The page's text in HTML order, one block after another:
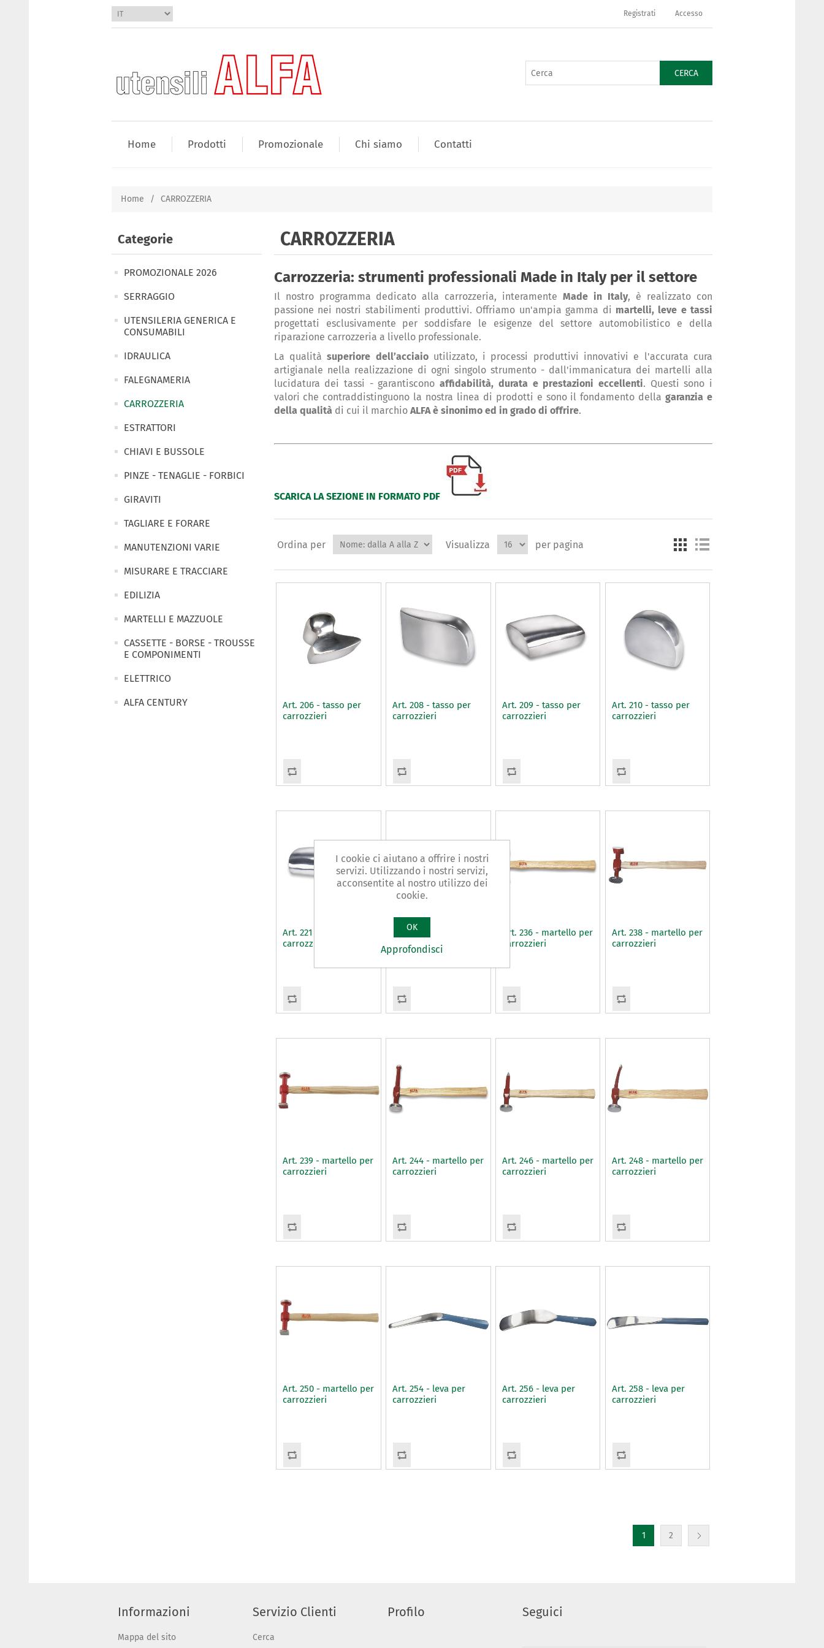
Registrati Accesso
CERCA
Home Prodotti Promozionale Chi siamo Contatti
Home / CARROZZERIA
Categorie
PROMOZIONALE 2026
SERRAGGIO
UTENSILERIA GENERICA E
CONSUMABILI
IDRAULICA
FALEGNAMERIA
CARROZZERIA
ESTRATTORI
CHIAVI E BUSSOLE
PINZE - TENAGLIE - FORBICI
GIRAVITI
TAGLIARE E FORARE
MANUTENZIONI VARIE
MISURARE E TRACCIARE
EDILIZIA
MARTELLI E MAZZUOLE
CASSETTE - BORSE - TROUSSE
E COMPONIMENTI
ELETTRICO
ALFA CENTURY
CARROZZERIA
Carrozzeria: strumenti professionali Made in Italy per il settore
Il nostro programma dedicato alla carrozzeria, interamenteMade in Italy, è realizzato con
passione nei nostri stabilimenti produttivi. Offriamo un'ampia gamma di martelli, leve e tassi
progettati esclusivamente per soddisfare le esigenze del settore automobilistico e della
riparazione carrozzeria a livello professionale.
La qualitàsuperiore dell’acciaioutilizzato, i processi produttivi innovativi e l'accurata cura
artigianale nella realizzazione di ogni singolo strumento - dall'immanicatura dei martelli alla
lucidatura dei tassi - garantisconoaffidabilità, durata e prestazioni eccellenti. Questi sono i
valori che contraddistinguono la nostra linea di prodotti e sono il fondamento dellagaranzia e
della qualitàdi cui il marchio ALFA è sinonimo ed in grado di offrire.
SCARICA LA SEZIONE IN FORMATO PDF
Ordina per Visualizza per pagina
Art. 206 - tasso per
carrozzieri
Art. 208 - tasso per
carrozzieri
Art. 209 - tasso per
carrozzieri
Art. 210 - tasso per
carrozzieri
Art. 221 - tasso per
carrozzieri
Art. 234 - martello per
carrozzieri
Art. 236 - martello per
carrozzieri
Art. 238 - martello per
carrozzieri
Art. 239 - martello per
carrozzieri
Art. 244 - martello per
carrozzieri
Art. 246 - martello per
carrozzieri
Art. 248 - martello per
carrozzieri
Art. 250 - martello per
carrozzieri
Art. 254 - leva per
carrozzieri
Art. 256 - leva per
carrozzieri
Art. 258 - leva per
carrozzieri
1 2
Informazioni
Mappa del sito
Servizio Clienti
Cerca
Profilo Seguici
I cookie ci aiutano a offrire i nostri
servizi. Utilizzando i nostri servizi,
acconsentite al nostro utilizzo dei
cookie.
OK
Approfondisci